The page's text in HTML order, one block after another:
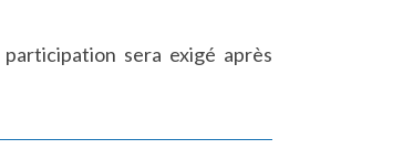
sera exigé après